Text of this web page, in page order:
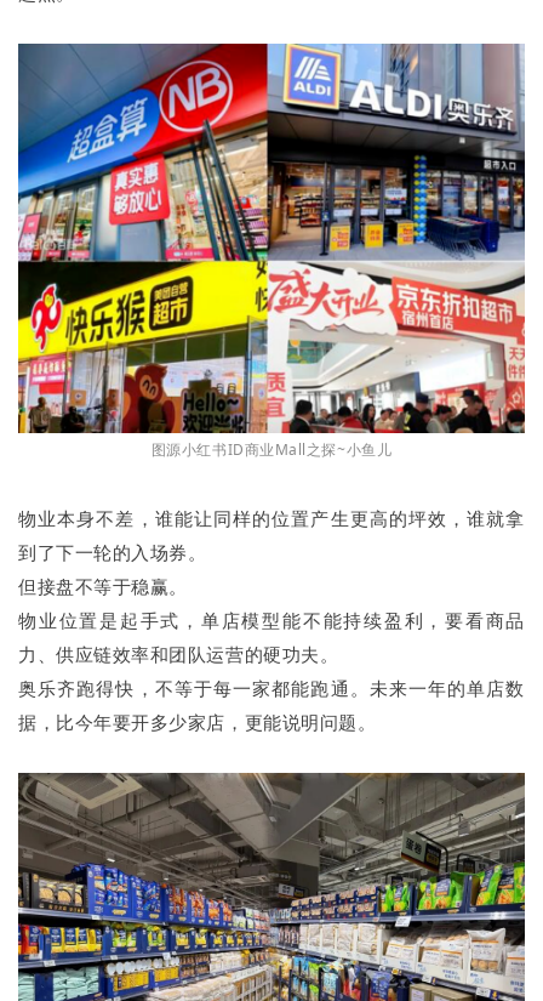
图源小红书ID商业Mall之探~小鱼儿
物业本身不差，谁能让同样的位置产生更高的坪效，谁就拿
到了下一轮的入场券。
但接盘不等于稳赢。
物业位置是起手式，单店模型能不能持续盈利，要看商品
力、供应链效率和团队运营的硬功夫。
奥乐齐跑得快，不等于每一家都能跑通。未来一年的单店数
据，比今年要开多少家店，更能说明问题。